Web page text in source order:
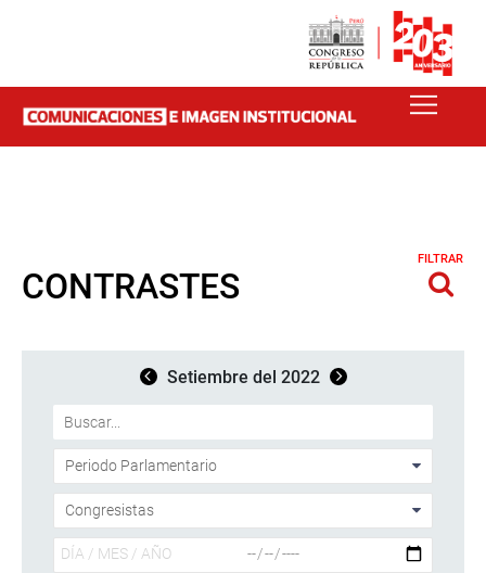
CONTRASTES
FILTRAR
Setiembre del 2022